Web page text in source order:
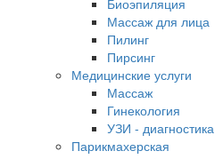
Биоэпиляция
Массаж для лица
Пилинг
Пирсинг
Медицинские услуги
Массаж
Гинекология
УЗИ - диагностика
Парикмахерская